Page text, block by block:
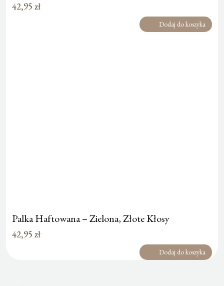
42,95 zł
Dodaj do koszyka
Palka Haftowana – Zielona, Złote Kłosy
42,95 zł
Dodaj do koszyka